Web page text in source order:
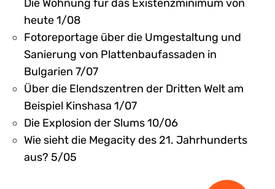
Die Wohnung für das Existenzminimum von
heute 1/08
Fotoreportage über die Umgestaltung und
Sanierung von Plattenbaufassaden in
Bulgarien 7/07
Über die Elendszentren der Dritten Welt am
Beispiel Kinshasa 1/07
Die Explosion der Slums 10/06
Wie sieht die Megacity des 21. Jahrhunderts
aus? 5/05